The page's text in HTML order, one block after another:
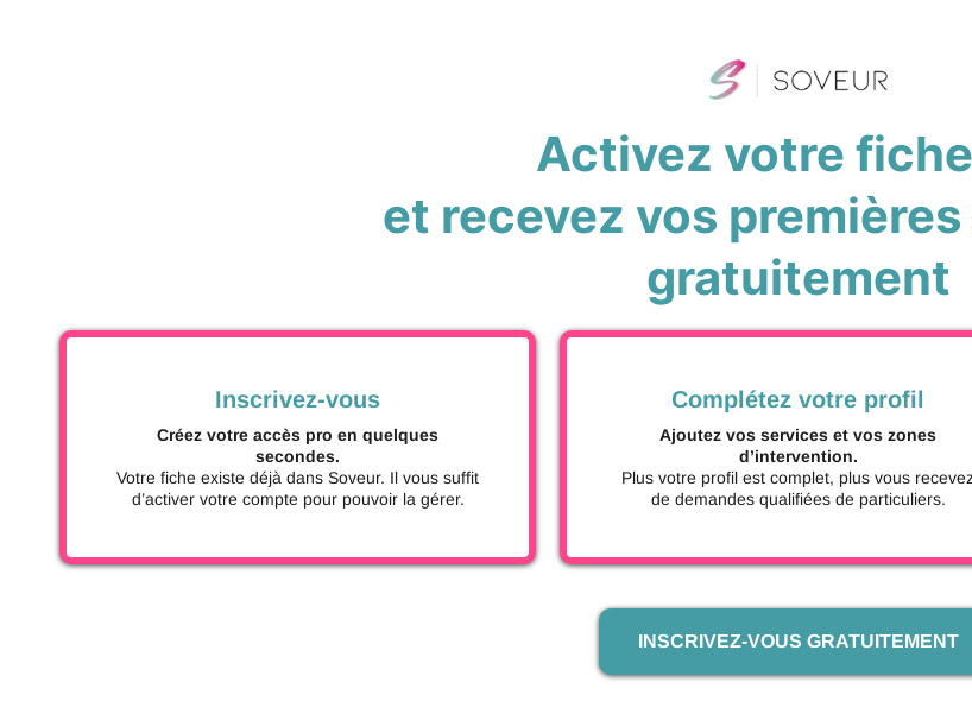
Activez votre
et recevez vos
gratuitement
Inscrivez-vous
Créez votre accès pro en quelques
secondes.
Votre fiche existe déjà dans Soveur. Il vous suffit
d’activer votre compte pour pouvoir la gérer.
Complétez votre profil
Ajoutez vos services et vos zones
d’intervention.
Plus votre profil est complet, plus vous
de demandes qualifiées de particuliers.
INSCRIVEZ-VOUS GRATUITEMENT